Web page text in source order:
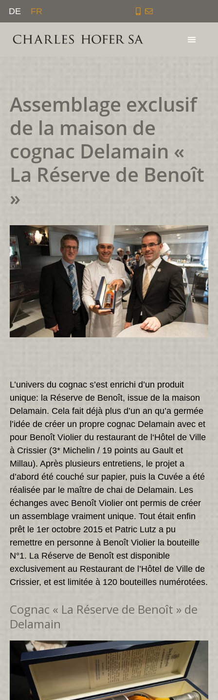
Aller
contenu
DE FR
Assemblage exclusif
de la maison de
cognac Delamain «
La Réserve de Benoît
»
L’univers du cognac s’est enrichi d’un produit
unique: la Réserve de Benoît, issue de la maison
Delamain. Cela fait déjà plus d’un an qu’a germée
l’idée de créer un propre cognac Delamain avec et
pour Benoît Violier du restaurant de l‘Hôtel de Ville
à Crissier (3* Michelin / 19 points au Gault et
Millau). Après plusieurs entretiens, le projet a
d’abord été couché sur papier, puis la Cuvée a été
réalisée par le maître de chai de Delamain. Les
échanges avec Benoît Violier ont permis de créer
un assemblage vraiment unique. Tout était enfin
prêt le 1er octobre 2015 et Patric Lutz a pu
remettre en personne à Benoît Violier la bouteille
N°1. La Réserve de Benoît est disponible
exclusivement au Restaurant de l’Hôtel de Ville de
Crissier, et est limitée à 120 bouteilles numérotées.
Cognac « La Réserve de Benoît » de
Delamain